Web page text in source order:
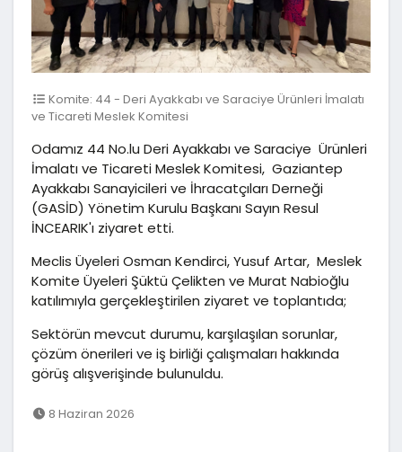
Komite: 44 - Deri Ayakkabı ve Saraciye Ürünleri İmalatı
ve Ticareti Meslek Komitesi
Odamız 44 No.lu Deri Ayakkabı ve Saraciye Ürünleri
İmalatı ve Ticareti Meslek Komitesi, Gaziantep
Ayakkabı Sanayicileri ve İhracatçıları Derneği
(GASİD) Yönetim Kurulu Başkanı Sayın Resul
İNCEARIK'ı ziyaret etti.
Meclis Üyeleri Osman Kendirci, Yusuf Artar, Meslek
Komite Üyeleri Şüktü Çelikten ve Murat Nabioğlu
katılımıyla gerçekleştirilen ziyaret ve toplantıda;
Sektörün mevcut durumu, karşılaşılan sorunlar,
çözüm önerileri ve iş birliği çalışmaları hakkında
görüş alışverişinde bulunuldu.
8 Haziran 2026